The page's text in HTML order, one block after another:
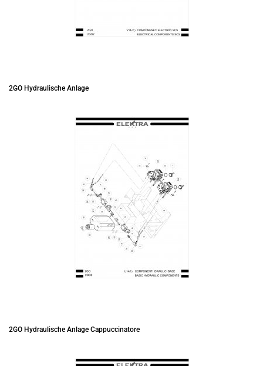
2GO Hydraulische Anlage
2GO Hydraulische Anlage Cappuccinatore